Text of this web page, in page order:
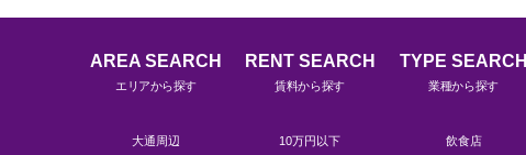
AREA SEARCH
エリアから探す
大通周辺
RENT SEARCH
賃料から探す
10万円以下
TYPE SEARCH
業種から探す
飲食店